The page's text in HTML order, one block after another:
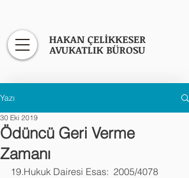
HAKAN ÇELİKKESER
AVUKATLIK BÜROSU
Yazı
Ödüncü Geri Verme
Zamanı
30 Eki 2019
19.Hukuk Dairesi Esas:  2005/4078